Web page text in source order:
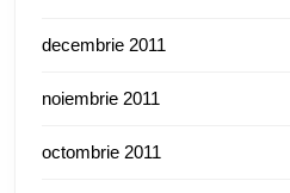
decembrie 2011
noiembrie 2011
octombrie 2011